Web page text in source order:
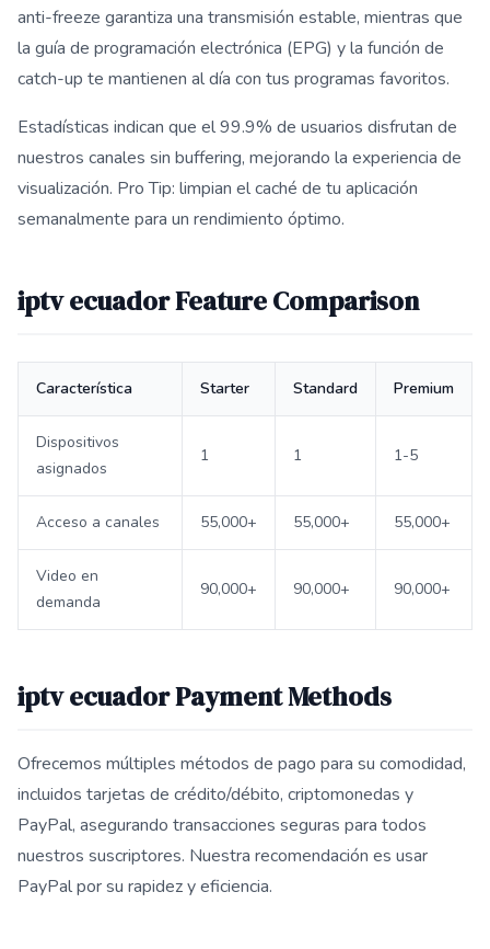
anti-freeze garantiza una transmisión estable, mientras que
la guía de programación electrónica (EPG) y la función de
catch-up te mantienen al día con tus programas favoritos.
Estadísticas indican que el 99.9% de usuarios disfrutan de
nuestros canales sin buffering, mejorando la experiencia de
visualización. Pro Tip: limpian el caché de tu aplicación
semanalmente para un rendimiento óptimo.
iptv ecuador Feature Comparison
Característica Starter Standard Premium
Dispositivos
asignados
1 1 1-5
Acceso a canales 55,000+ 55,000+ 55,000+
Video en
demanda
90,000+ 90,000+ 90,000+
iptv ecuador Payment Methods
Ofrecemos múltiples métodos de pago para su comodidad,
incluidos tarjetas de crédito/débito, criptomonedas y
PayPal, asegurando transacciones seguras para todos
nuestros suscriptores. Nuestra recomendación es usar
PayPal por su rapidez y eficiencia.